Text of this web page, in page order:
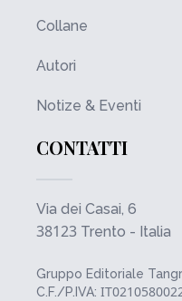
Collane
Autori
Notize & Eventi
CONTATTI
Via dei Casai, 6
38123 Trento - Italia
Gruppo Editoriale
C.F./P.IVA: